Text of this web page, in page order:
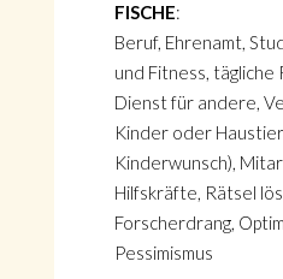
FISCHE:
Beruf, Ehrenamt,
und Fitness,
Dienst für andere,
Kinder oder
Kinderwunsch),
Hilfskräfte, Rätsel
Forscherdrang,
Pessimismus